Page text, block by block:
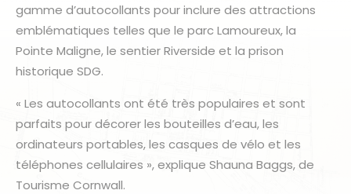
gamme d’autocollants pour inclure des attractions
emblématiques telles que le parc Lamoureux, la
Pointe Maligne, le sentier Riverside et la prison
historique SDG.
« Les autocollants ont été très populaires et sont
parfaits pour décorer les bouteilles d’eau, les
ordinateurs portables, les casques de vélo et les
téléphones cellulaires », explique Shauna Baggs, de
Tourisme Cornwall.